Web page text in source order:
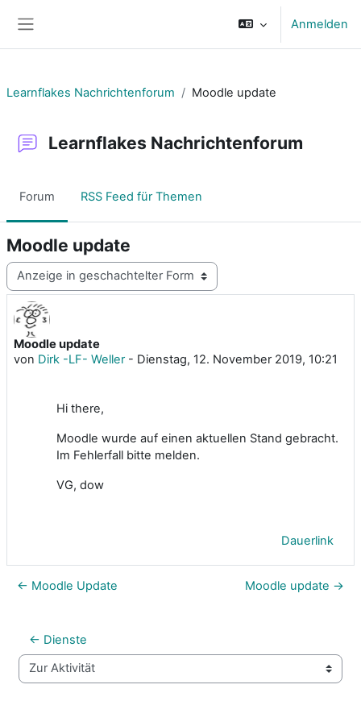
Anmelden
Learnflakes Nachrichtenforum Moodle update
Learnflakes Nachrichtenforum
Forum RSS Feed für Themen
Moodle update
Anzeigemodus
Moodle update
von Dirk -LF- Weller- Dienstag, 12. November 2019, 10:21
Anzahl Antworten: 0
Hi there,
Moodle wurde auf einen aktuellen Stand gebracht.
Im Fehlerfall bitte melden.
VG, dow
Dauerlink
← Moodle Update Moodle update →
← Dienste
Zur Aktivität